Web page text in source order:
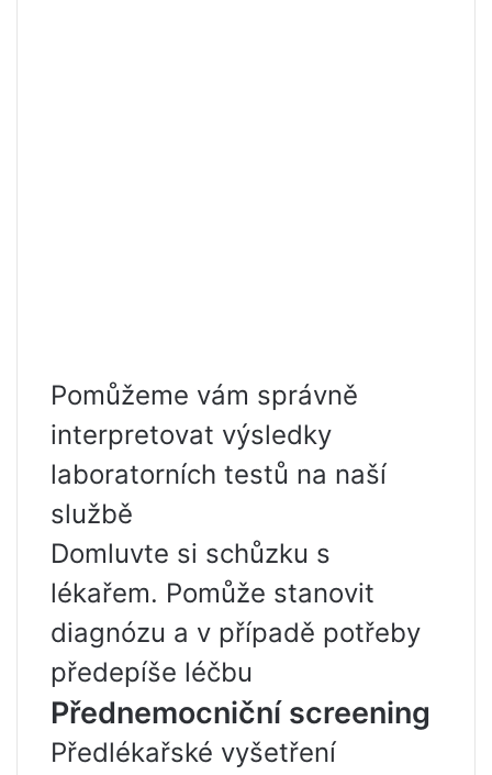
Pomůžeme vám správně
interpretovat výsledky
laboratorních testů na naší
službě
Domluvte si schůzku s
lékařem. Pomůže stanovit
diagnózu a v případě potřeby
předepíše léčbu
Přednemocniční screening
Předlékařské vyšetření